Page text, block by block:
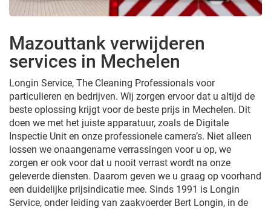
Mazouttank verwijderen
services in Mechelen
Longin Service, The Cleaning Professionals voor
particulieren en bedrijven. Wij zorgen ervoor dat u altijd de
beste oplossing krijgt voor de beste prijs in Mechelen. Dit
doen we met het juiste apparatuur, zoals de Digitale
Inspectie Unit en onze professionele camera’s. Niet alleen
lossen we onaangename verrassingen voor u op, we
zorgen er ook voor dat u nooit verrast wordt na onze
geleverde diensten. Daarom geven we u graag op voorhand
een duidelijke prijsindicatie mee. Sinds 1991 is Longin
Service, onder leiding van zaakvoerder Bert Longin, in de